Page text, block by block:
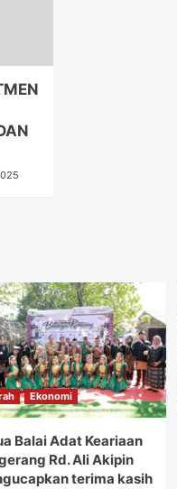
Ekonomi
Balai Adat Keariaan
Rd. Ali Akipin
terima kasih